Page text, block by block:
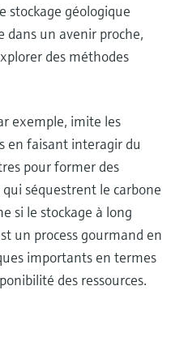
stockage géologique
dans un avenir proche,
des méthodes
exemple, imite les
en faisant interagir du
pour former des
séquestrent le carbone
si le stockage à long
un process gourmand en
importants en termes
des ressources.